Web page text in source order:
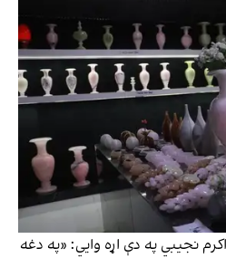
نجیبي په دې اړه وايي: «په دغه